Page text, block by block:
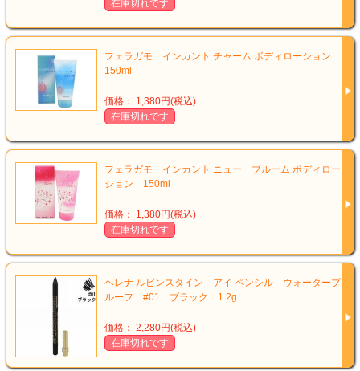
在庫切れです
フェラガモ インカント チャーム ボディローション
150ml
価格： 1,380円(税込)
在庫切れです
フェラガモ インカント ニュー ブルーム ボディロー
ション 150ml
価格： 1,380円(税込)
在庫切れです
ヘレナ ルビンスタイン アイ ペンシル ウォータープ
ルーフ #01 ブラック 1.2g
価格： 2,280円(税込)
在庫切れです